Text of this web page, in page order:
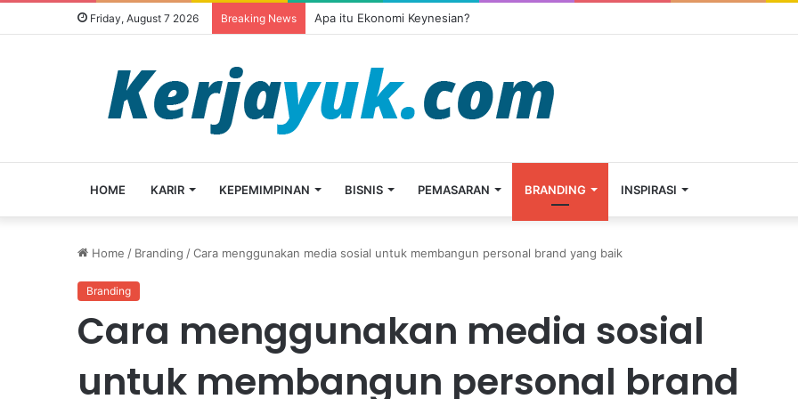
Friday, August 7 2026 Breaking News Apa itu Ekonomi Keynesian?
HOME KARIR KEPEMIMPINAN BISNIS PEMASARAN BRANDING INSPIRASI
Home / Branding /Cara menggunakan media sosial untuk membangun personal brand yang baik
Branding
Cara menggunakan media sosial
untuk membangun personal brand